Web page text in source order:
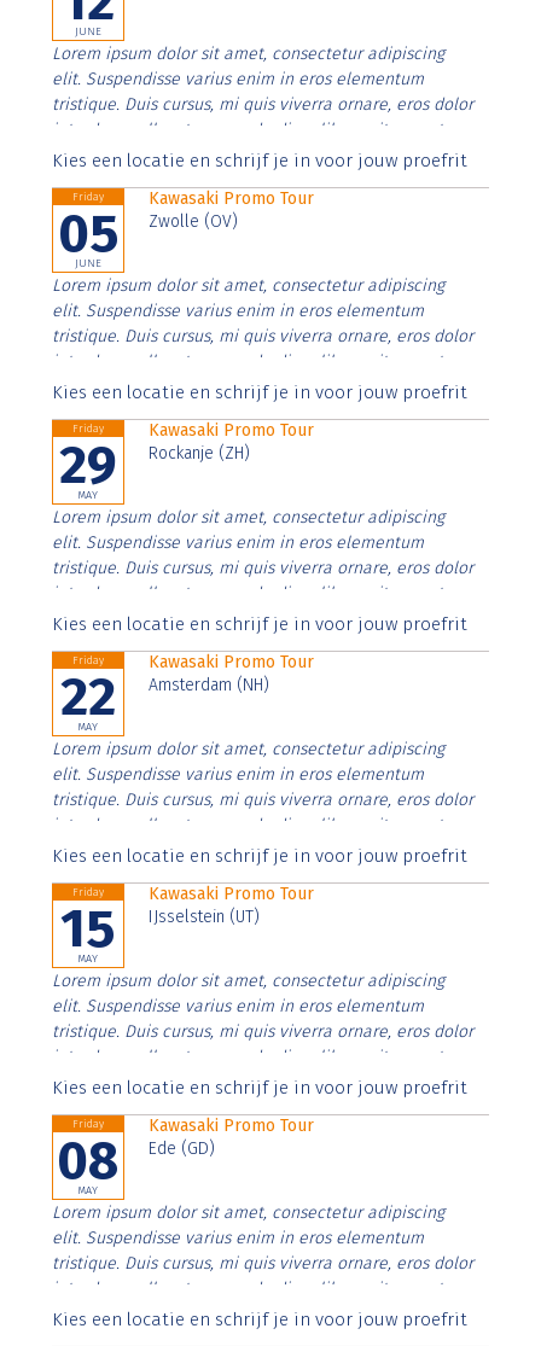
JUNE
Lorem ipsum dolor sit amet, consectetur adipiscing
elit. Suspendisse varius enim in eros elementum
tristique. Duis cursus, mi quis viverra ornare, eros dolor
interdum nulla, ut commodo diam libero vitae erat.
Aenean faucibus nibh et justo cursus id rutrum lorem
Kies een locatie en schrijf je in voor jouw proefrit
Friday
05
JUNE
Kawasaki Promo Tour
Zwolle (OV)
Lorem ipsum dolor sit amet, consectetur adipiscing
elit. Suspendisse varius enim in eros elementum
tristique. Duis cursus, mi quis viverra ornare, eros dolor
interdum nulla, ut commodo diam libero vitae erat.
Aenean faucibus nibh et justo cursus id rutrum lorem
Kies een locatie en schrijf je in voor jouw proefrit
Friday
29
MAY
Kawasaki Promo Tour
Rockanje (ZH)
Lorem ipsum dolor sit amet, consectetur adipiscing
elit. Suspendisse varius enim in eros elementum
tristique. Duis cursus, mi quis viverra ornare, eros dolor
interdum nulla, ut commodo diam libero vitae erat.
Aenean faucibus nibh et justo cursus id rutrum lorem
Kies een locatie en schrijf je in voor jouw proefrit
Friday
22
MAY
Kawasaki Promo Tour
Amsterdam (NH)
Lorem ipsum dolor sit amet, consectetur adipiscing
elit. Suspendisse varius enim in eros elementum
tristique. Duis cursus, mi quis viverra ornare, eros dolor
interdum nulla, ut commodo diam libero vitae erat.
Aenean faucibus nibh et justo cursus id rutrum lorem
Kies een locatie en schrijf je in voor jouw proefrit
Friday
15
MAY
Kawasaki Promo Tour
IJsselstein (UT)
Lorem ipsum dolor sit amet, consectetur adipiscing
elit. Suspendisse varius enim in eros elementum
tristique. Duis cursus, mi quis viverra ornare, eros dolor
interdum nulla, ut commodo diam libero vitae erat.
Aenean faucibus nibh et justo cursus id rutrum lorem
Kies een locatie en schrijf je in voor jouw proefrit
Friday
08
MAY
Kawasaki Promo Tour
Ede (GD)
Lorem ipsum dolor sit amet, consectetur adipiscing
elit. Suspendisse varius enim in eros elementum
tristique. Duis cursus, mi quis viverra ornare, eros dolor
interdum nulla, ut commodo diam libero vitae erat.
Aenean faucibus nibh et justo cursus id rutrum lorem
Kies een locatie en schrijf je in voor jouw proefrit